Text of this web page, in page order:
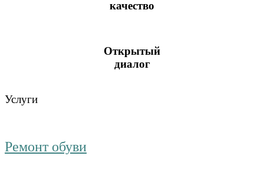
качество
Открытый
диалог
Услуги
Ремонт обуви